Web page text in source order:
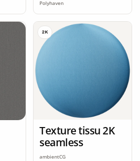
Polyhaven
2K
Texture tissu 2K
seamless
ambientCG